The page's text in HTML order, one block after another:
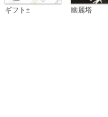
ギフト± 幽麗塔